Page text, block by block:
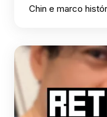
Chin e marco